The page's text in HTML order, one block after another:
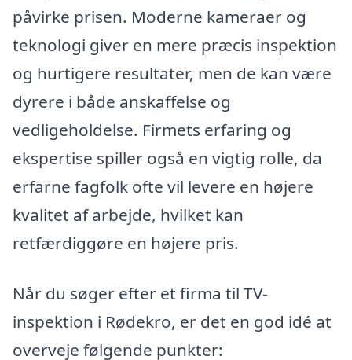
påvirke prisen. Moderne kameraer og
teknologi giver en mere præcis inspektion
og hurtigere resultater, men de kan være
dyrere i både anskaffelse og
vedligeholdelse. Firmets erfaring og
ekspertise spiller også en vigtig rolle, da
erfarne fagfolk ofte vil levere en højere
kvalitet af arbejde, hvilket kan
retfærdiggøre en højere pris.
Når du søger efter et firma til TV-
inspektion i Rødekro, er det en god idé at
overveje følgende punkter: